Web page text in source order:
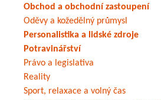
Obchod a obchodní zastoupení
Oděvy a kožedělný průmysl
Personalistika a lidské zdroje
Potravinářství
Právo a legislativa
Reality
Sport, relaxace a volný čas